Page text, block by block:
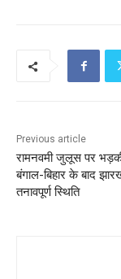
Previous article
रामनवमी जुलूस पर
बंगाल-बिहार के बाद
तनावपूर्ण स्थिति